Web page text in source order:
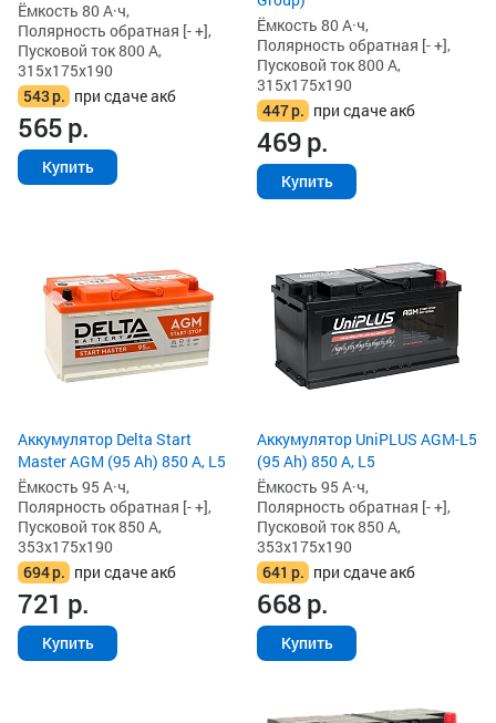
Ёмкость 80 А·ч,
Полярность обратная [- +],
Пусковой ток 800 А,
315x175x190
543р. при сдаче акб
565р.
Купить
Ёмкость 80 А·ч,
Полярность обратная [- +],
Пусковой ток 800 А,
315x175x190
447р. при сдаче акб
469р.
Купить
Аккумулятор Delta Start
Master AGM (95 Ah) 850 А, L5
Ёмкость 95 А·ч,
Полярность обратная [- +],
Пусковой ток 850 А,
353x175x190
694р. при сдаче акб
721 р.
Купить
Аккумулятор UniPLUS AGM-L5
(95 Ah) 850 А, L5
Ёмкость 95 А·ч,
Полярность обратная [- +],
Пусковой ток 850 А,
353x175x190
641 р. при сдаче акб
668р.
Купить